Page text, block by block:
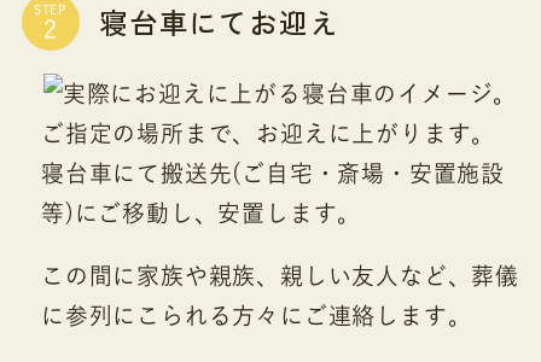
STEP 寝台車にてお迎え
ご指定の場所まで、お迎えに上がります。
寝台車にて搬送先(ご自宅・斎場・安置施設
等)にご移動し、安置します。
この間に家族や親族、親しい友人など、葬儀
に参列にこられる方々にご連絡します。